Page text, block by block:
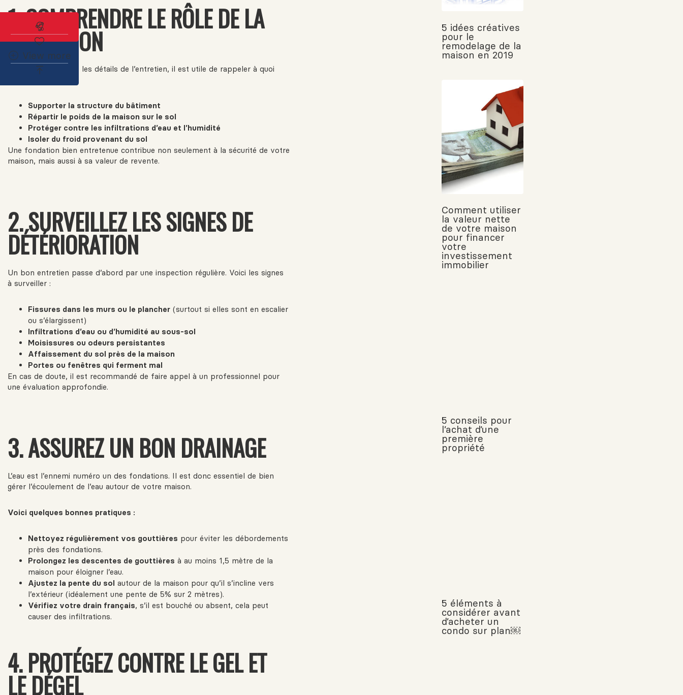
1. COMPRENDRE LE RÔLE DE LA
FONDATION
Avant d’entrer dans les détails de l’entretien, il est utile de rappeler à quoi
Supporter la structure du bâtiment
Répartir le poids de la maison sur le sol
Protéger contre les infiltrations d’eau et l’humidité
Isoler du froid provenant du sol
Une fondation bien entretenue contribue non seulement à la sécurité de votre
maison, mais aussi à sa valeur de revente.
2. SURVEILLEZ LES SIGNES DE
DÉTÉRIORATION
Un bon entretien passe d’abord par une inspection régulière. Voici les signes
à surveiller :
Fissures dans les murs ou le plancher (surtout si elles sont en escalier
ou s’élargissent)
Infiltrations d’eau ou d’humidité au sous-sol
Moisissures ou odeurs persistantes
Affaissement du sol près de la maison
Portes ou fenêtres qui ferment mal
En cas de doute, il est recommandé de faire appel à un professionnel pour
une évaluation approfondie.
3. ASSUREZ UN BON DRAINAGE
L’eau est l’ennemi numéro un des fondations. Il est donc essentiel de bien
gérer l’écoulement de l’eau autour de votre maison.
Voici quelques bonnes pratiques :
Nettoyez régulièrement vos gouttières pour éviter les débordements
près des fondations.
Prolongez les descentes de gouttières à au moins 1,5 mètre de la
maison pour éloigner l’eau.
Ajustez la pente du sol autour de la maison pour qu’il s’incline vers
l’extérieur (idéalement une pente de 5% sur 2 mètres).
Vérifiez votre drain français, s’il est bouché ou absent, cela peut
causer des infiltrations.
4. PROTÉGEZ CONTRE LE GEL ET
LE DÉGEL
5 idées créatives
pour le
remodelage de la
maison en 2019
Comment utiliser
la valeur nette
de votre maison
pour financer
votre
investissement
immobilier
5 conseils pour
l’achat d’une
première
propriété
5 éléments à
considérer avant
d’acheter un
condo sur plan￼
Abonnez-vous à l'alerte immobilière
View more